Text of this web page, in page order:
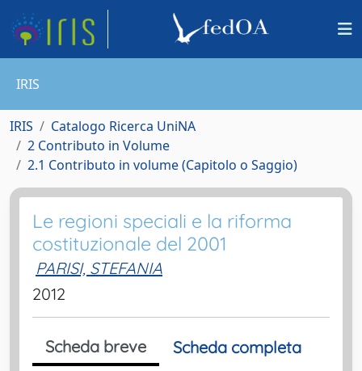
IRIS
IRIS
Catalogo Ricerca UniNA
2 Contributo in Volume
2.1 Contributo in volume (Capitolo o Saggio)
Le regioni speciali e la riforma
costituzionale del 2001
PARISI, STEFANIA
2012
Scheda breve
Scheda completa